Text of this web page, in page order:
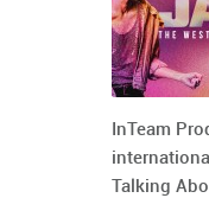
InTeam
Talking